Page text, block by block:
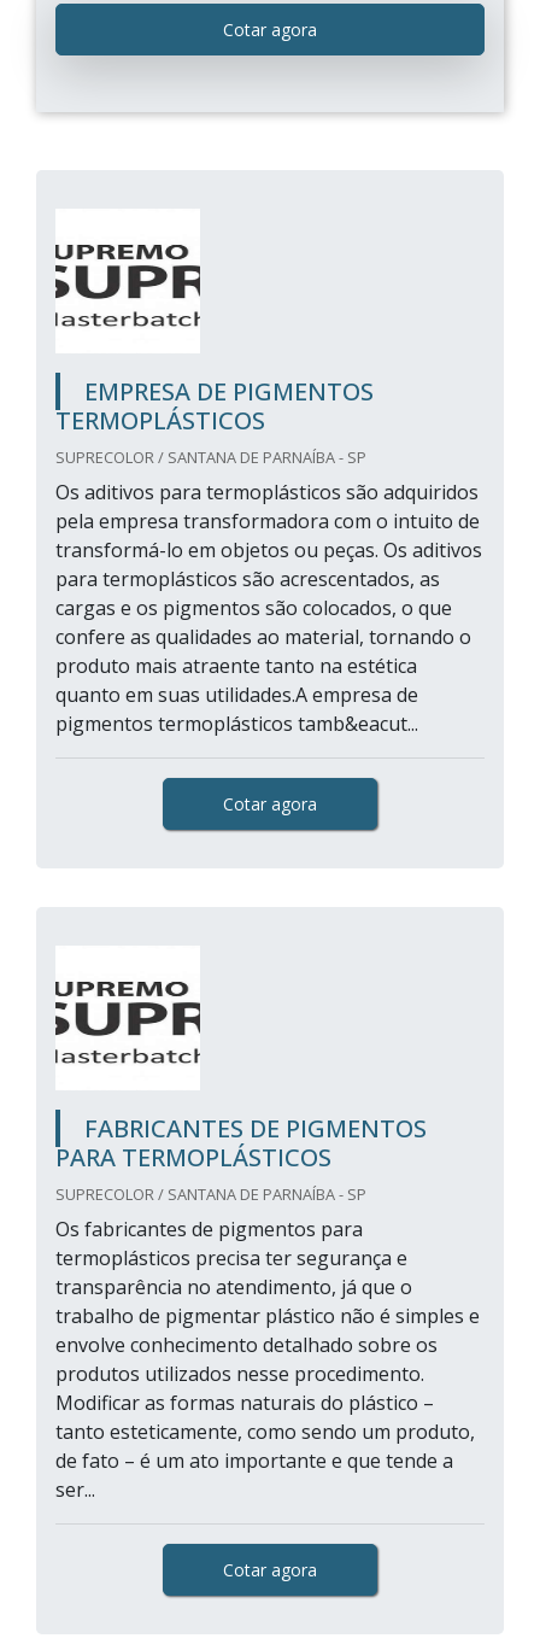
Cotar agora
EMPRESA DE PIGMENTOS
TERMOPLÁSTICOS
SUPRECOLOR / SANTANA DE PARNAÍBA - SP
Os aditivos para termoplásticos são adquiridos
pela empresa transformadora com o intuito de
transformá-lo em objetos ou peças. Os aditivos
para termoplásticos são acrescentados, as
cargas e os pigmentos são colocados, o que
confere as qualidades ao material, tornando o
produto mais atraente tanto na estética
quanto em suas utilidades.A empresa de
pigmentos termoplásticos tamb&eacut...
Cotar agora
FABRICANTES DE PIGMENTOS
PARA TERMOPLÁSTICOS
SUPRECOLOR / SANTANA DE PARNAÍBA - SP
Os fabricantes de pigmentos para
termoplásticos precisa ter segurança e
transparência no atendimento, já que o
trabalho de pigmentar plástico não é simples e
envolve conhecimento detalhado sobre os
produtos utilizados nesse procedimento.
Modificar as formas naturais do plástico –
tanto esteticamente, como sendo um produto,
de fato – é um ato importante e que tende a
ser...
Cotar agora